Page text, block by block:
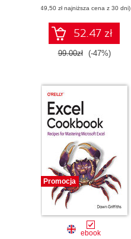
(49,50 zł najniższa cena z 30 dni)
52.47 zł
99.00zł (-47%)
Promocja
ebook